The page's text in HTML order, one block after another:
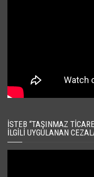
İSTEB “TAŞINMAZ
İLGILI UYGULANAN